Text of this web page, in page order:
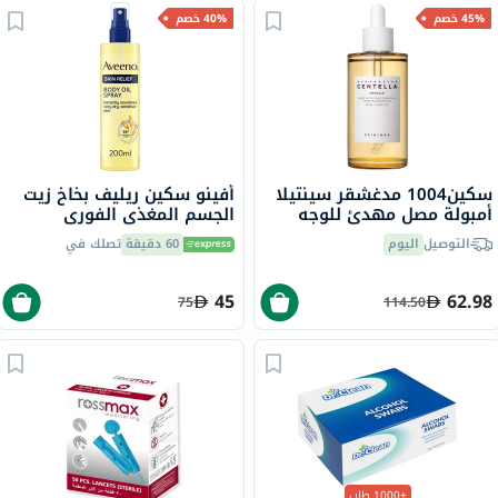
45% خصم
سكين1004 مدغشقر سينتيلا
أمبولة مصل مهدئ للوجه
100 ملالتوصيل اليوم
62.98
114.50
40% خصم
أفينو سكين ريليف بخاخ زيت
الجسم المغذي الفوري
مل 60 دقيقة تصلك في
45
75